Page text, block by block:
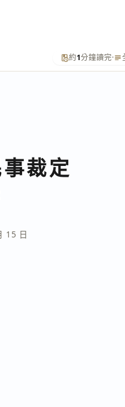
約1分鐘讀完·
裁定
15 日